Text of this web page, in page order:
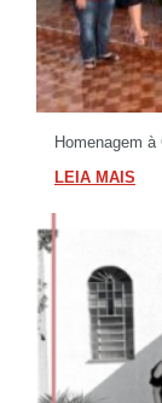
Homenagem
LEIA MAIS